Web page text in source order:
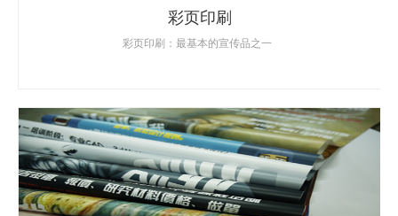
彩页印刷
彩页印刷：最基本的宣传品之一